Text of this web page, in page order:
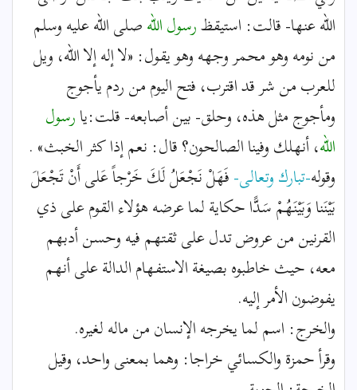
الله عنها- قالت: استيقظرسول اللهصلى الله عليه وسلم
من نومه وهو محمر وجهه وهو يقول: «لا إله إلا الله، ويل
للعرب من شر قد اقترب، فتح اليوم من ردم يأجوج
ومأجوج مثل هذه، وحلق- بين أصابعه- قلت:يارسول
الله، أنهلك وفينا الصالحون؟ قال: نعم إذا كثر الخبث» .
وقوله-تبارك وتعالى-فَهَلْ نَجْعَلُ لَكَ خَرْجاً عَلى أَنْ تَجْعَلَ
بَيْنَنا وَبَيْنَهُمْ سَدًّا حكاية لما عرضه هؤلاء القوم على ذي
القرنين من عروض تدل على ثقتهم فيه وحسن أدبهم
معه، حيث خاطبوه بصيغة الاستفهام الدالة على أنهم
يفوضون الأمر إليه.
والخرج: اسم لما يخرجه الإنسان من ماله لغيره.
وقرأ حمزة والكسائي خراجا: وهما بمعنى واحد، وقيل